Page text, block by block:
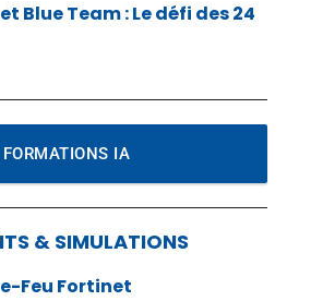
Blue Team : Le défi des 24
FORMATIONS IA
& SIMULATIONS
Feu Fortinet